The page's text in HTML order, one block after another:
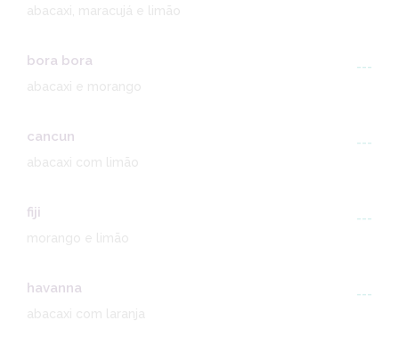
abacaxi, maracujá e limão
bora bora
---
abacaxi e morango
cancun
---
abacaxi com limão
fiji
---
havanna
---
abacaxi com laranja